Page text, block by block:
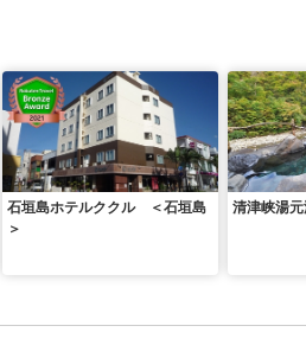
石垣島ホテルククル ＜石垣島
＞
清津峡湯